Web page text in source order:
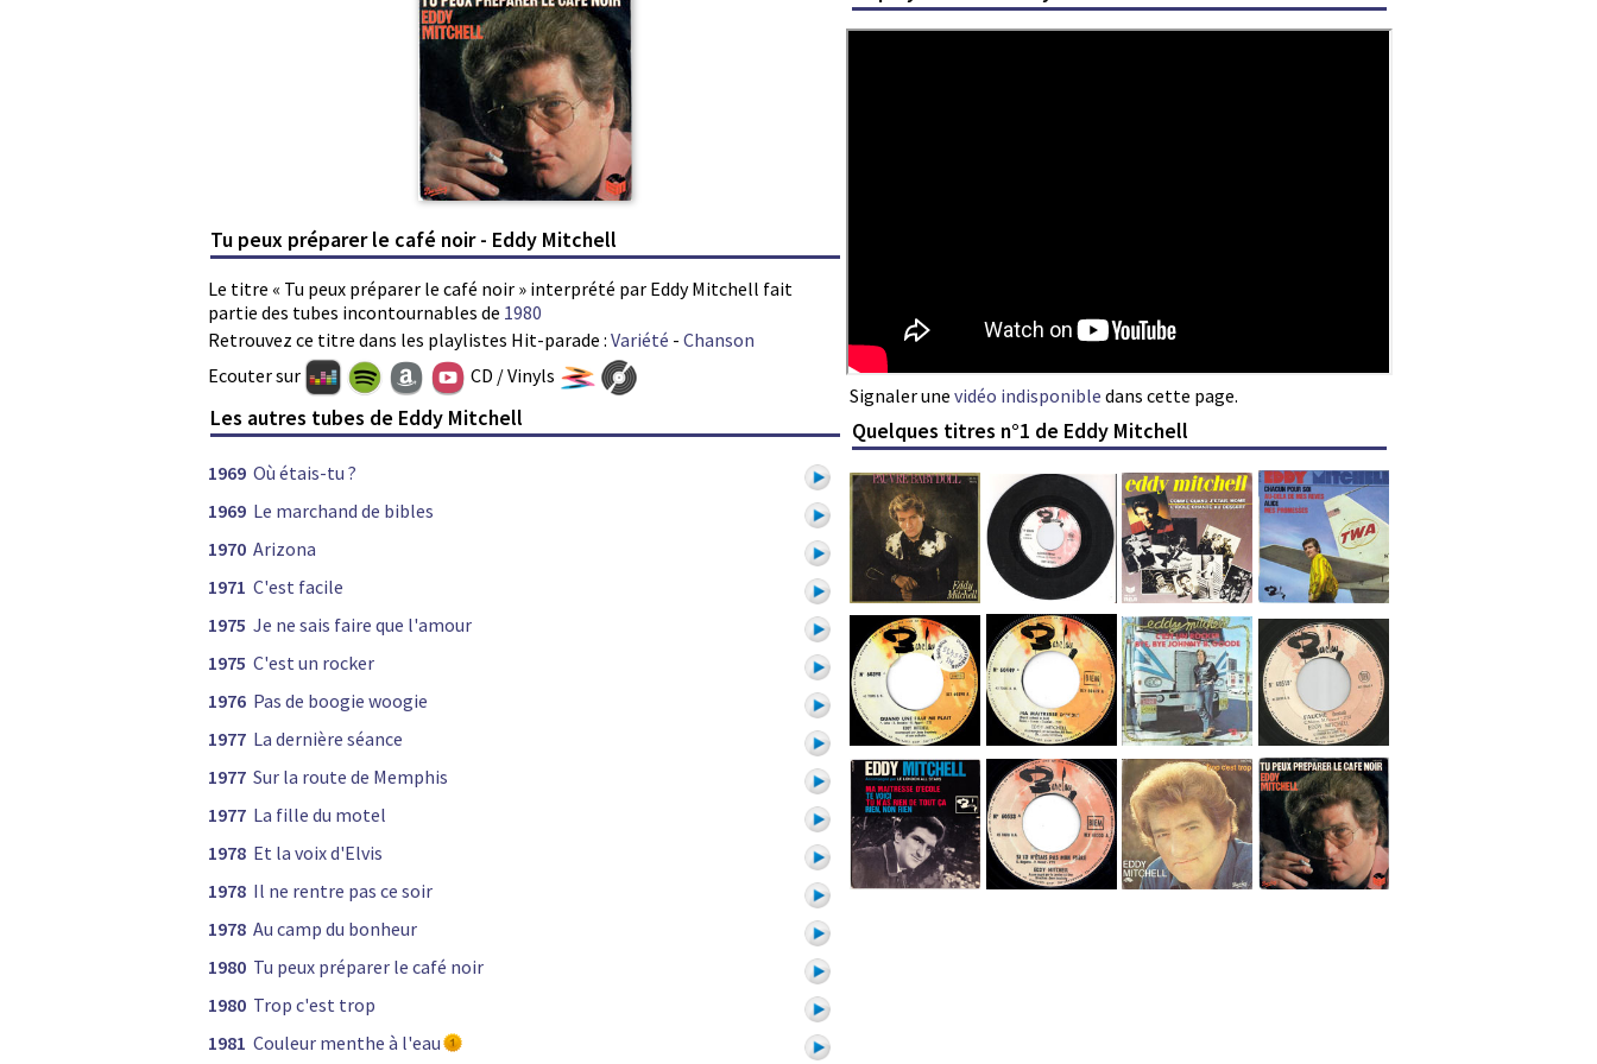
Tu peux préparer le café noir - Eddy Mitchell
Le titre « Tu peux préparer le café noir » interprété par Eddy Mitchell fait
partie des tubes incontournables de 1980
Retrouvez ce titre dans les playlistes Hit-parade : Variété - Chanson
Signaler une vidéo indisponible dans cette page.
Ecouter sur CD / Vinyls
Les autres tubes de Eddy Mitchell
1969 Où étais-tu ?
1969 Le marchand de bibles
1970 Arizona
1971 C'est facile
1975 Je ne sais faire que l'amour
1975 C'est un rocker
1976 Pas de boogie woogie
1977 La dernière séance
1977 Sur la route de Memphis
1977 La fille du motel
1978 Et la voix d'Elvis
1978 Il ne rentre pas ce soir
1978 Au camp du bonheur
1980 Tu peux préparer le café noir
1980 Trop c'est trop
1981 Couleur menthe à l'eau
Quelques titres n°1 de Eddy Mitchell